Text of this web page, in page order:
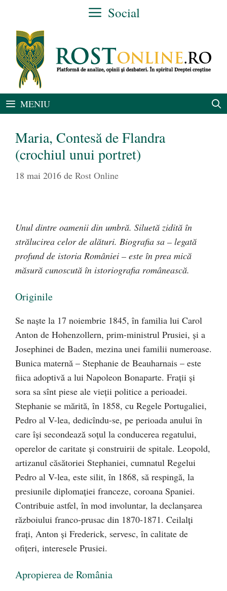
conținut
Social
MENIU
Maria, Contesă de Flandra
(crochiul unui portret)
18 mai 2016 de Rost Online
Unul dintre oamenii din umbră. Siluetă zidită în
strălucirea celor de alături. Biografia sa – legată
profund de istoria României – este în prea mică
măsură cunoscută în istoriografia românească.
Originile
Se naşte la 17 noiembrie 1845, în familia lui Carol
Anton de Hohenzollern, prim-ministrul Prusiei, şi a
Josephinei de Baden, mezina unei familii numeroase.
Bunica maternă – Stephanie de Beauharnais – este
fiica adoptivă a lui Napoleon Bonaparte. Fraţii şi
sora sa sînt piese ale vieţii politice a perioadei.
Stephanie se mărită, în 1858, cu Regele Portugaliei,
Pedro al V-lea, dedicîndu-se, pe perioada anului în
care îşi secondează soţul la conducerea regatului,
operelor de caritate şi construirii de spitale. Leopold,
artizanul căsătoriei Stephaniei, cumnatul Regelui
Pedro al V-lea, este silit, în 1868, să respingă, la
presiunile diplomaţiei franceze, coroana Spaniei.
Contribuie astfel, în mod involuntar, la declanşarea
războiului franco-prusac din 1870-1871. Ceilalţi
fraţi, Anton şi Frederick, servesc, în calitate de
ofiţeri, interesele Prusiei.
Apropierea de România